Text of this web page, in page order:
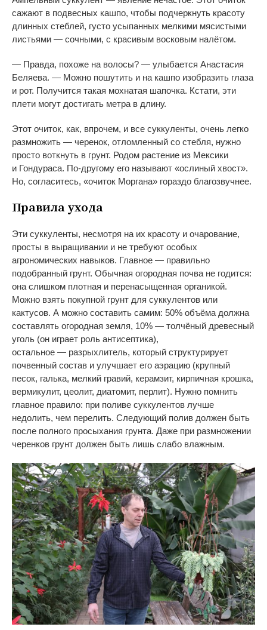
сажают в подвесных кашпо, чтобы подчеркнуть красоту
длинных стеблей, густо усыпанных мелкими мясистыми
листьями — сочными, с красивым восковым налётом.
— Правда, похоже на волосы? — улыбается Анастасия
Беляева. — Можно пошутить и на кашпо изобразить глаза
и рот. Получится такая мохнатая шапочка. Кстати, эти
плети могут достигать метра в длину.
Этот очиток, как, впрочем, и все суккуленты, очень легко
размножить — черенок, отломленный со стебля, нужно
просто воткнуть в грунт. Родом растение из Мексики
и Гондураса. По-другому его называют «ослиный хвост».
Но, согласитесь, «очиток Моргана» гораздо благозвучнее.
Правила ухода
Эти суккуленты, несмотря на их красоту и очарование,
просты в выращивании и не требуют особых
агрономических навыков. Главное — правильно
подобранный грунт. Обычная огородная почва не годится:
она слишком плотная и перенасыщенная органикой.
Можно взять покупной грунт для суккулентов или
кактусов. А можно составить самим: 50% объёма должна
составлять огородная земля, 10% — толчёный древесный
уголь (он играет роль антисептика),
остальное — разрыхлитель, который структурирует
почвенный состав и улучшает его аэрацию (крупный
песок, галька, мелкий гравий, керамзит, кирпичная крошка,
вермикулит, цеолит, диатомит, перлит). Нужно помнить
главное правило: при поливе суккулентов лучше
недолить, чем перелить. Следующий полив должен быть
после полного просыхания грунта. Даже при размножении
черенков грунт должен быть лишь слабо влажным.